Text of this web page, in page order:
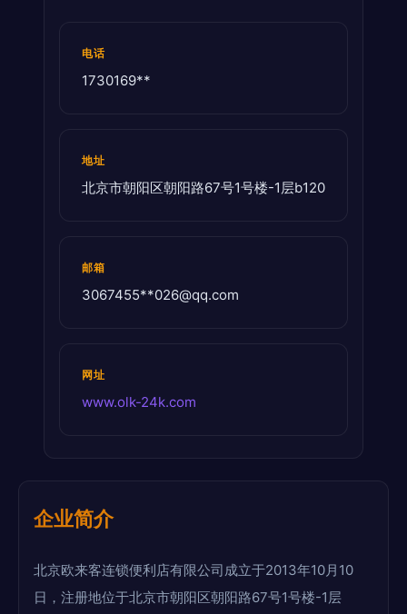
电话
1730169**
地址
北京市朝阳区朝阳路67号1号楼-1层b120
邮箱
3067455**026@qq.com
网址
www.olk-24k.com
企业简介
北京欧来客连锁便利店有限公司成立于2013年10月10
日，注册地位于北京市朝阳区朝阳路67号1号楼-1层